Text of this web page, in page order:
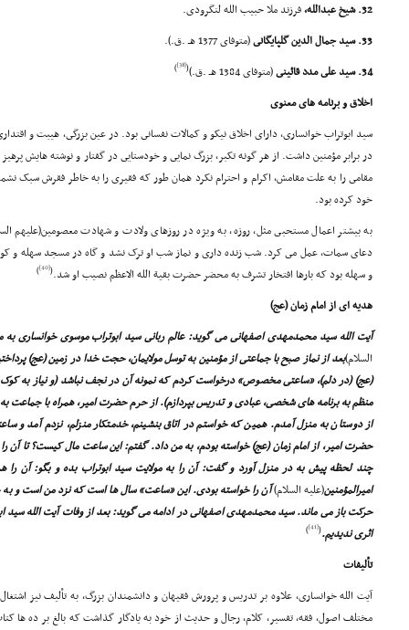
32. شیخ عبدالله،
فرزند ملا حبیب الله لنگرودى.
33. سید جمال الدین گلپایگانى
(متوفاى 1377 هـ .ق.).
34. سید على مدد قائینى
(متوفاى 1384 هـ .ق.) (
[38]
)
اخلاق و برنامه هاى معنوى
سید ابوتراب خوانسارى، داراى اخلاق نیکو و کمالات نفسانى بود. در عین بزرگى، هیبت و
در برابر مؤمنین داشت. از هر گونه تکبر، بزرگ نمایى و خودستایى در گفتار و نوشته هایش
مقامى را به علت مقامش، اکرام و احترام نکرد همان طور که فقیرى را به خاطر فقرش سبک
خود کرده بود.
به بیشتر اعمال مستحبى مثل، روزه، به ویژه در روزهاى ولادت و شهادت معصومین(علیهم
دعاى سمات، عمل مى کرد. شب زنده دارى و نماز شب او ترک نشد و گاه در مسجد سهله و
و سهله بود که بارها افتخار تشرف به محضر حضرت بقیة الله الاعظم نصیب او شد.(
[40]
)
هدیه اى از امام زمان (عج)
آیت الله سید محمدمهدى اصفهانى مى گوید: عالم ربانى سید ابوتراب موسوى
السلام)بعد از نماز صبح با جماعتى از مؤمنین به توسل مولایمان، حجت خدا در زمین (عج)
(عج) (در دلم)، «ساعتى مخصوص» درخواست کردم که نمونه آن در نجف نباشد (و نیاز به کوک
منظم به برنامه هاى شخصى، عبادى و تدریس بپردازم). از حرم حضرت امیر، همراه با جماعت
از دوستان به منزل آمدم. همین که خواستم در اتاق بنشینم، خدمتکار منزلم، نزدم آمد و
حضرت امیر، از امام زمان (عج) خواسته بودم، به من داد. گفتم: این ساعت مال کیست؟ تا آن
چند لحظه پیش به در منزل آورد و گفت: آن را به مولایت سید ابوتراب بده و بگو: آن
امیرالمؤمنین(علیه السلام)آن را خواسته بودى. این «ساعت» سال ها است که نزد من است و به
حرکت باز مى ماند. سید محمدمهدى اصفهانى در ادامه مى گوید: بعد از وفات آیت الله سید
اثرى ندیدیم.(
[41]
)
تألیفات
آیت الله خوانسارى، علاوه بر تدریس و پرورش فقیهان و دانشمندان بزرگ، به تألیف نیز
مختلف اصول، فقه، تفسیر، کلام، رجال و حدیث از خود به یادگار گذاشت که بالغ بر ده ها